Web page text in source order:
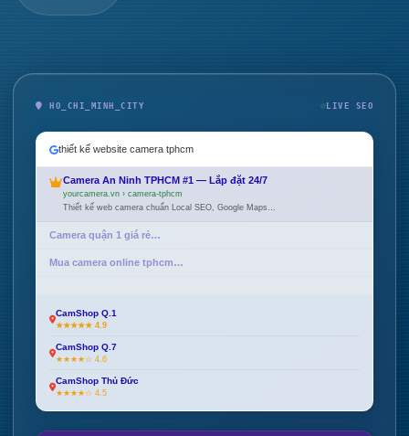
HO_CHI_MINH_CITY LIVE SEO
thiết kế website camera tphcm
Camera An Ninh TPHCM #1 — Lắp đặt 24/7
yourcamera.vn › camera-tphcm
Thiết kế web camera chuẩn Local SEO, Google Maps…
Camera quận 1 giá rẻ…
Mua camera online tphcm…
CamShop Q.1
★★★★★ 4.9
CamShop Q.7
★★★★☆ 4.6
CamShop Thủ Đức
★★★★☆ 4.5